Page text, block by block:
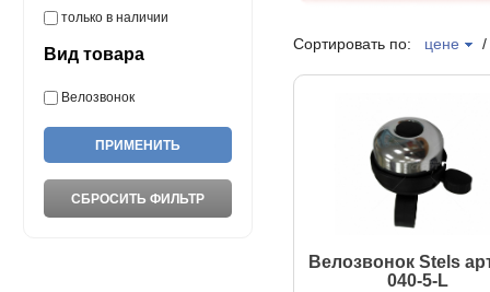
только в наличии
Вид товара
Велозвонок
Сортировать по: цене
Велозвонок Stels
040-5-L